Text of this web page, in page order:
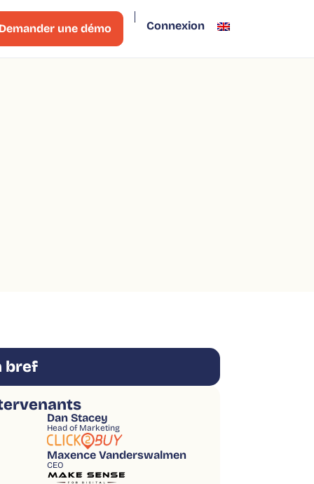
une démo Connexion
bref
Dan Stacey
Head of Marketing
Maxence Vanderswalmen
CEO